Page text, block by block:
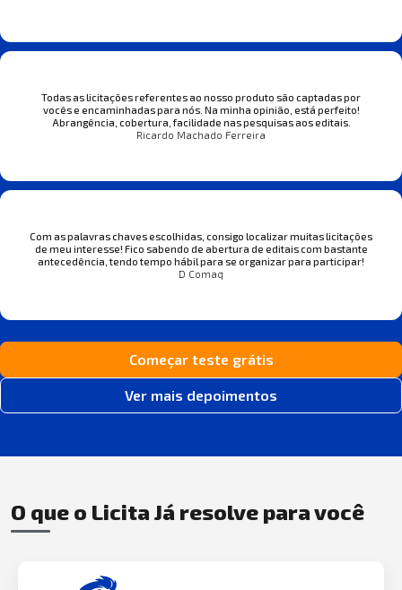
Todas as licitações referentes ao nosso produto são captadas por
vocês e encaminhadas para nós. Na minha opinião, está perfeito!
Abrangência, cobertura, facilidade nas pesquisas aos editais.
Ricardo Machado Ferreira
Com as palavras chaves escolhidas, consigo localizar muitas licitações
de meu interesse! Fico sabendo de abertura de editais com bastante
antecedência, tendo tempo hábil para se organizar para participar!
D Comaq
Começar teste grátis
Ver mais depoimentos
O que o Licita Já resolve para você